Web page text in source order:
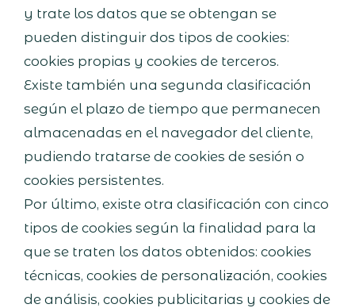
y trate los datos que se obtengan se
pueden distinguir dos tipos de cookies:
cookies propias y cookies de terceros.
Existe también una segunda clasificación
según el plazo de tiempo que permanecen
almacenadas en el navegador del cliente,
pudiendo tratarse de cookies de sesión o
cookies persistentes.
Por último, existe otra clasificación con cinco
tipos de cookies según la finalidad para la
que se traten los datos obtenidos: cookies
técnicas, cookies de personalización, cookies
de análisis, cookies publicitarias y cookies de